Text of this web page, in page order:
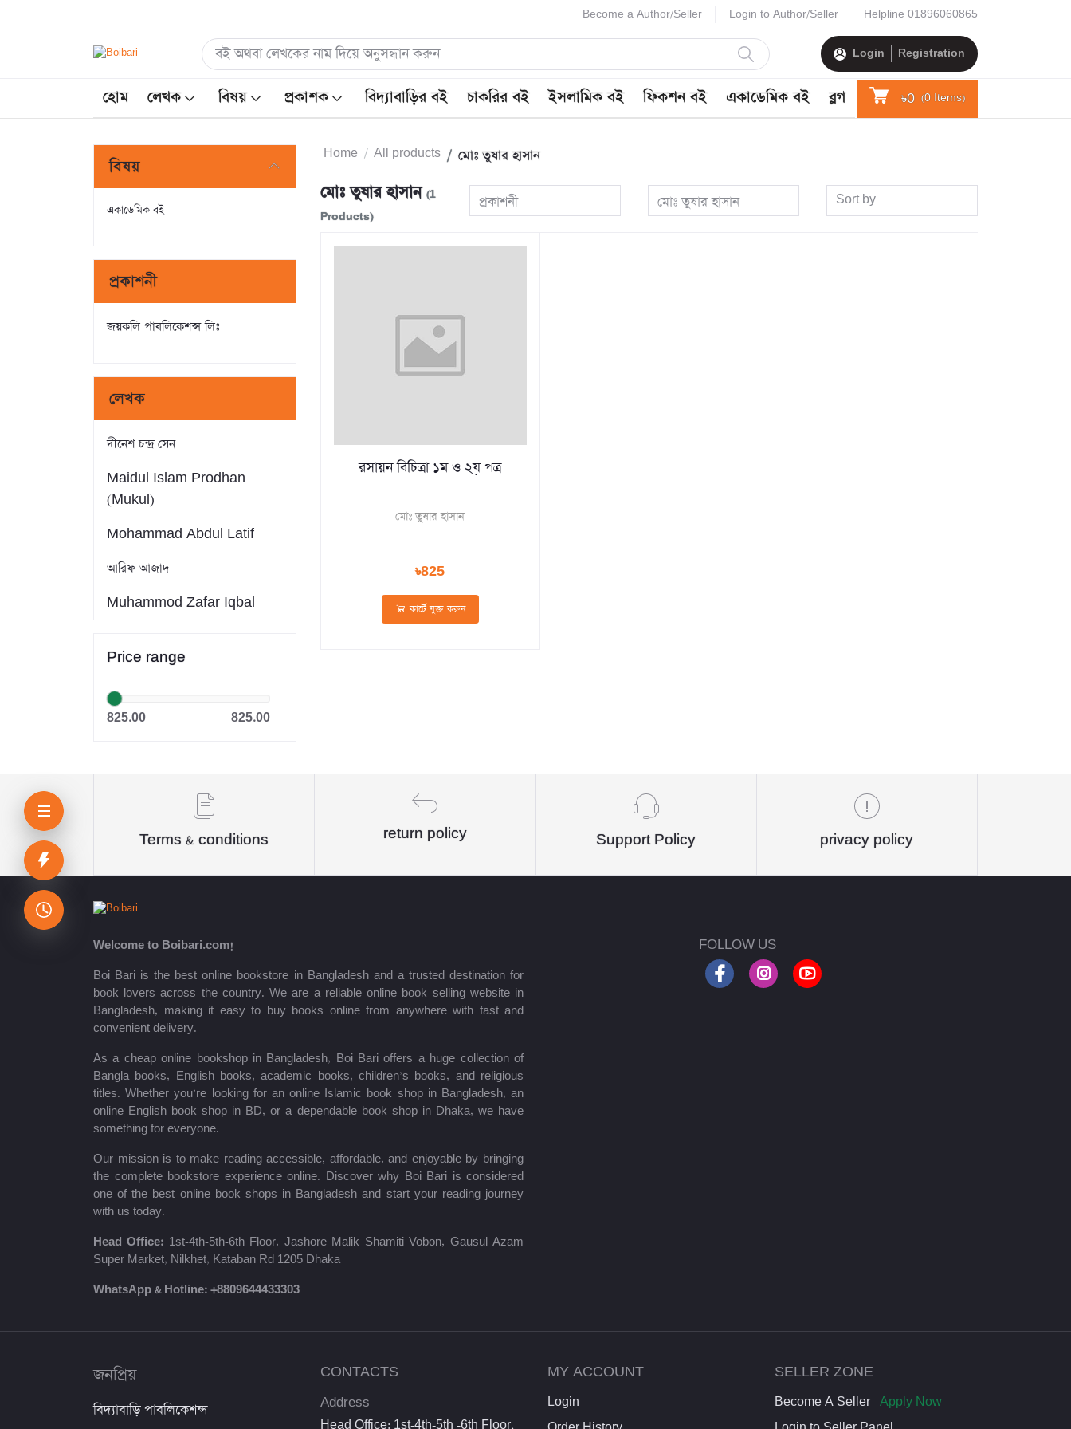
Become a Author/Seller Login to Author/Seller Helpline 01896060865
Login Registration
হোম লেখক বিষয় প্রকাশক বিদ্যাবাড়ির বই চাকরির বই ইসলামিক বই ফিকশন বই একাডেমিক বই ব্লগ ৳0 (0 Items)
বিষয়
একাডেমিক বই
প্রকাশনী
জয়কলি পাবলিকেশন্স লিঃ
লেখক
দীনেশ চন্দ্র সেন
Maidul Islam Prodhan
(Mukul)
Mohammad Abdul Latif
আরিফ আজাদ
Muhammod Zafar Iqbal
Dr. Khandaker Abdullah
Jahangir
কিউএনএ পাবলিকেশন্স লেখক পরিষদ
অর্কিড সম্পাদনা পর্ষদ (সম্পাদক)
পাঞ্জেরী সম্পাদনা পর্ষদ
মফিজুল ইসলাম মিলন
রবীন্দ্রনাথ ঠাকুর
মোত্তাসিন পাহলভী
শায়খ আহমাদুল্লাহ
মোঃ খাইরুল আলম
ম্যাক্সিম গোর্কি
মহাদেব সাহা
প্রমথ চৌধুরী
শরৎচন্দ্র চট্টোপাধ্যায়
সলিমুল্লাহ খান
Price range
825.00 825.00
Home All products মোঃ তুষার হাসান
মোঃ তুষার হাসান (1
Products)
প্রকাশনী মোঃ তুষার হাসান Sort by
রসায়ন বিচিত্রা ১ম ও ২য় পত্র
মোঃ তুষার হাসান
৳825
কার্টে যুক্ত করুন
Terms & conditions return policy Support Policy privacy policy
Welcome to Boibari.com!
Boi Bari is the best online bookstore in Bangladesh and a trusted destination for
book lovers across the country. We are a reliable online book selling website in
Bangladesh, making it easy to buy books online from anywhere with fast and
convenient delivery.
As a cheap online bookshop in Bangladesh, Boi Bari offers a huge collection of
Bangla books, English books, academic books, children’s books, and religious
titles. Whether you’re looking for an online Islamic book shop in Bangladesh, an
online English book shop in BD, or a dependable book shop in Dhaka, we have
something for everyone.
Our mission is to make reading accessible, affordable, and enjoyable by bringing
the complete bookstore experience online. Discover why Boi Bari is considered
one of the best online book shops in Bangladesh and start your reading journey
with us today.
Head Office: 1st-4th-5th-6th Floor, Jashore Malik Shamiti Vobon, Gausul Azam
Super Market, Nilkhet, Kataban Rd 1205 Dhaka
WhatsApp & Hotline: +8809644433303
FOLLOW US
জনপ্রিয়
বিদ্যাবাড়ি পাবলিকেশন্স
CONTACTS
Address
Head Office: 1st-4th-5th -6th Floor,
MY ACCOUNT
Login
SELLER ZONE
Become A Seller
Apply Now